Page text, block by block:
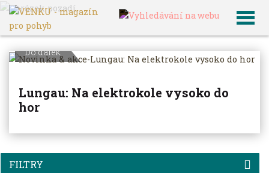
VENKU Archiv článků
FILTRY
Do dálek
Lungau: Na elektrokole vysoko do
hor